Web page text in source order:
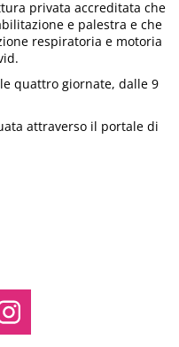
privata accreditata che
e palestra e che
respiratoria e motoria
quattro giornate, dalle 9
attraverso il portale di